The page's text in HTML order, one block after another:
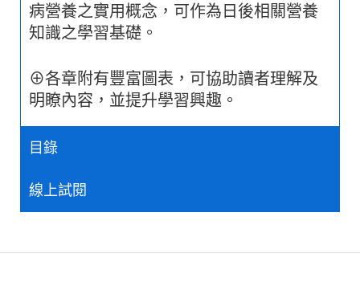
病營養之實用概念，可作為日後相關營養
知識之學習基礎。
⊕各章附有豐富圖表，可協助讀者理解及
明瞭內容，並提升學習興趣。
目錄
線上試閱